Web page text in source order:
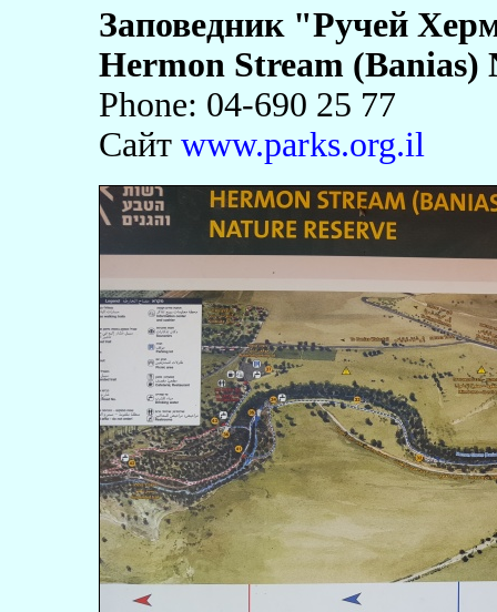
Заповедник "Ручей
Hermon Stream (Banias)
Phone: 04-690 25 77
Сайт www.parks.org.il